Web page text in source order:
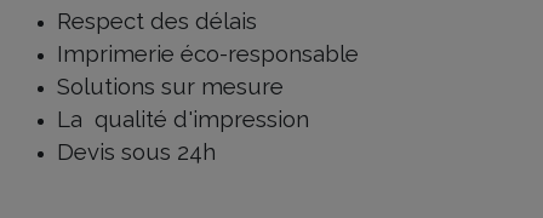
Respect des délais
Imprimerie éco-responsable
Solutions sur mesure
La qualité d'impression
Devis sous 24h